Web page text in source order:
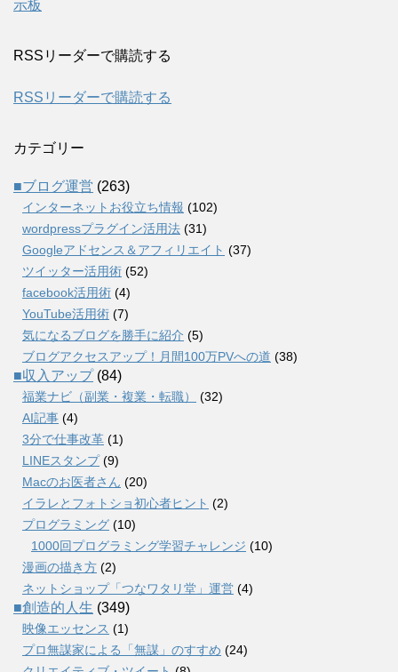
示板
RSSリーダーで購読する
RSSリーダーで購読する
カテゴリー
■ブログ運営 (263)
インターネットお役立ち情報 (102)
wordpressプラグイン活用法 (31)
Googleアドセンス＆アフィリエイト (37)
ツイッター活用術 (52)
facebook活用術 (4)
YouTube活用術 (7)
気になるブログを勝手に紹介 (5)
ブログアクセスアップ！月間100万PVへの道 (38)
■収入アップ(84)
福業ナビ（副業・複業・転職）
(32)
AI記事 (4)
3分で仕事改革 (1)
LINEスタンプ(9)
Macのお医者さん (20)
イラレとフォトショ初心者ヒント (2)
プログラミング (10)
1000回プログラミング学習チャレンジ (10)
漫画の描き方 (2)
ネットショップ「つなワタリ堂」運営 (4)
■創造的人生 (349)
映像エッセンス (1)
プロ無謀家による「無謀」のすすめ (24)